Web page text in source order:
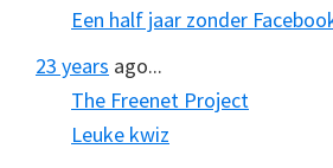
Een half jaar zonder
23 years ago...
The Freenet Project
Leuke kwiz